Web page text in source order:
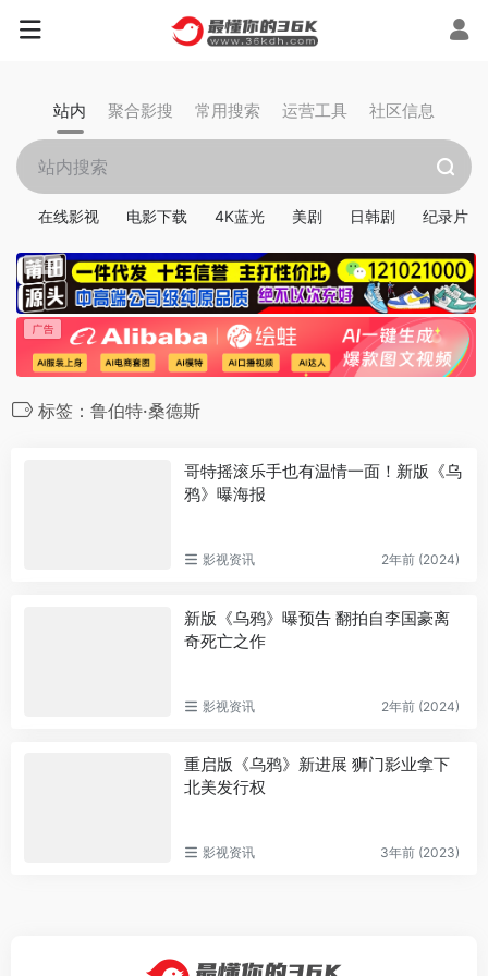
站内 聚合影搜 常用搜索 运营工具 社区信息
在线影视 电影下载 4K蓝光 美剧 日韩剧 纪录片
标签：鲁伯特·桑德斯
哥特摇滚乐手也有温情一面！新版《乌
鸦》曝海报
影视资讯 2年前 (2024)
新版《乌鸦》曝预告 翻拍自李国豪离
奇死亡之作
影视资讯 2年前 (2024)
重启版《乌鸦》新进展 狮门影业拿下
北美发行权
影视资讯 3年前 (2023)